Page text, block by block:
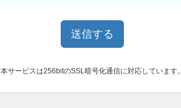
本サービスは256bitのSSL暗号化通信に対応しています。